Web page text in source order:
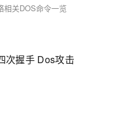
相关DOS命令一览
次握手 Dos攻击